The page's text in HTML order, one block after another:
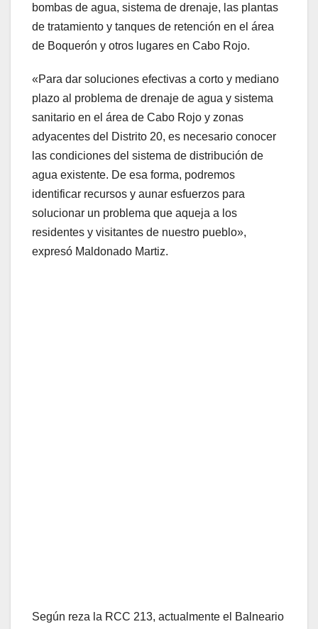
bombas de agua, sistema de drenaje, las plantas
de tratamiento y tanques de retención en el área
de Boquerón y otros lugares en Cabo Rojo.
«Para dar soluciones efectivas a corto y mediano
plazo al problema de drenaje de agua y sistema
sanitario en el área de Cabo Rojo y zonas
adyacentes del Distrito 20, es necesario conocer
las condiciones del sistema de distribución de
agua existente. De esa forma, podremos
identificar recursos y aunar esfuerzos para
solucionar un problema que aqueja a los
residentes y visitantes de nuestro pueblo»,
expresó Maldonado Martiz.
Según reza la RCC 213, actualmente el Balneario